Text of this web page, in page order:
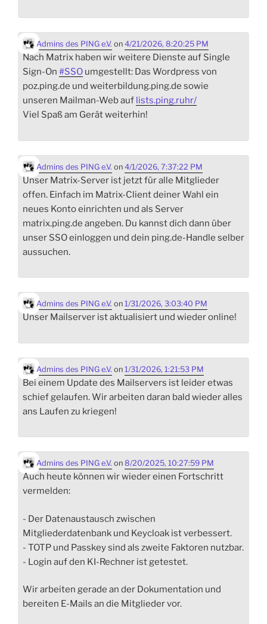
Admins des PING e.V. on 4/21/2026, 8:20:25 PM
Nach Matrix haben wir weitere Dienste auf Single
Sign-On #SSO umgestellt: Das Wordpress von
poz.ping.de und weiterbildung.ping.de sowie
unseren Mailman-Web auf lists.ping.ruhr/
Viel Spaß am Gerät weiterhin!
Admins des PING e.V. on 4/1/2026, 7:37:22 PM
Unser Matrix-Server ist jetzt für alle Mitglieder
offen. Einfach im Matrix-Client deiner Wahl ein
neues Konto einrichten und als Server
matrix.ping.de angeben. Du kannst dich dann über
unser SSO einloggen und dein ping.de-Handle selber
aussuchen.
Admins des PING e.V. on 1/31/2026, 3:03:40 PM
Unser Mailserver ist aktualisiert und wieder online!
Admins des PING e.V. on 1/31/2026, 1:21:53 PM
Bei einem Update des Mailservers ist leider etwas
schief gelaufen. Wir arbeiten daran bald wieder alles
ans Laufen zu kriegen!
Admins des PING e.V. on 8/20/2025, 10:27:59 PM
Auch heute können wir wieder einen Fortschritt
vermelden:
- Der Datenaustausch zwischen
Mitgliederdatenbank und Keycloak ist verbessert.
- TOTP und Passkey sind als zweite Faktoren nutzbar.
- Login auf den KI-Rechner ist getestet.
Wir arbeiten gerade an der Dokumentation und
bereiten E-Mails an die Mitglieder vor.